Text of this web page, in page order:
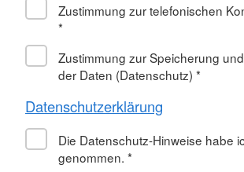
Zustimmung zur telefonischen
*
Zustimmung zur Speicherung
der Daten (Datenschutz) *
Datenschutzerklärung
Die Datenschutz-Hinweise habe
genommen. *